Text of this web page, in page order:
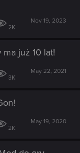
2K
Nov 19, 2023
już 10 lat!
3K
May 22, 2021
2K
May 19, 2020